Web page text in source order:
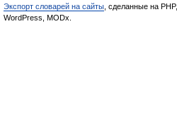
Экспорт словарей на сайты , сделанные на PHP,
WordPress, MODx.